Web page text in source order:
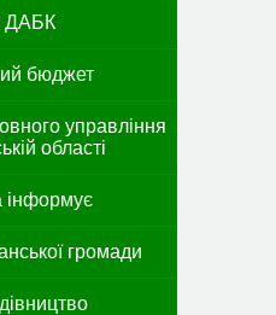
ДАБК
бюджет
управління
області
інформує
громади